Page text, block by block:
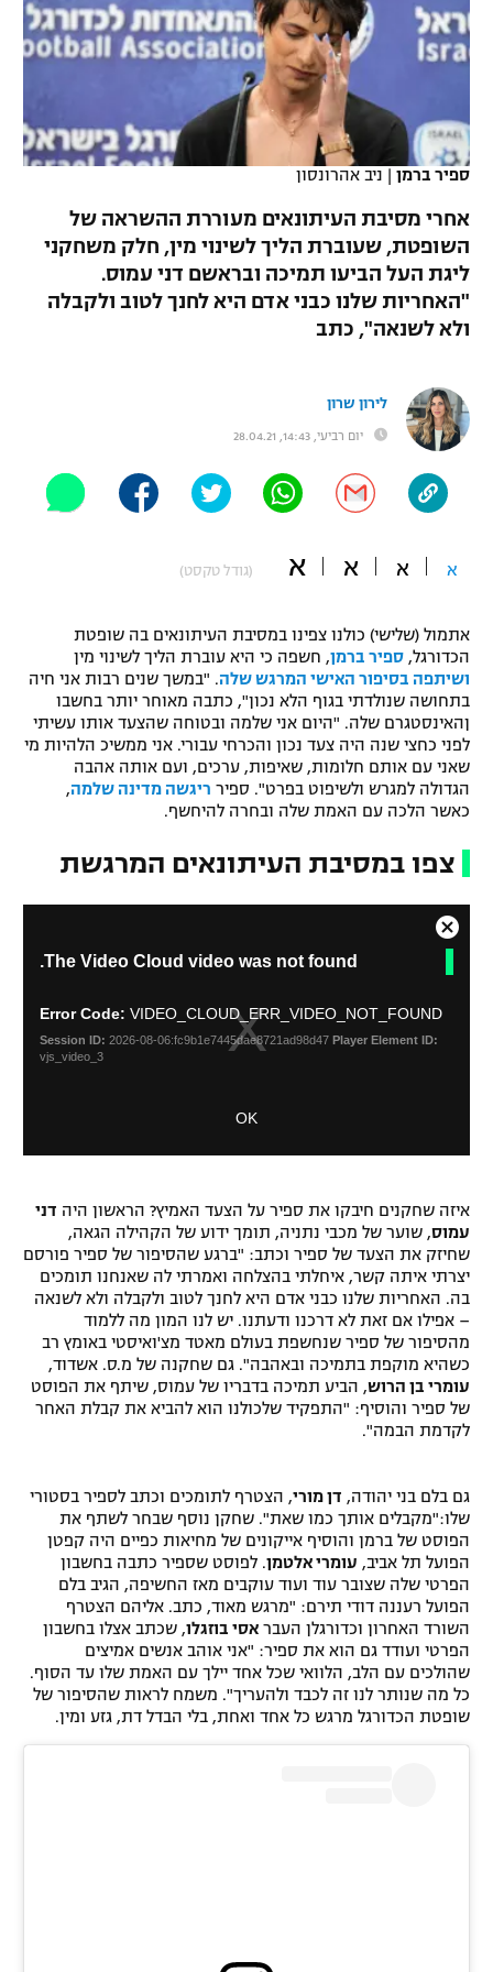
רץ ברשת
תוצאות
לוח שידורים
"מעל הליגה" – פודקאסט
תקנון משתתפים וזוכים בפרסים
תקנון עבור פעילות אלקטרה
תקנון עבור פעילות ספורט 1 – "מרלן"
טניס
גיימינג E-Sports
תנאי שימוש
תקנון פעילות ספורט 1
רשיון להקרנה פומבית לבית עסק
המגזין
נבחרת ישראל
בית"ר ירושלים
מכבי תל אביב
הפועל תל אביב
הפועל חיפה
הפועל באר שבע
מכבי נתניה
בני יהודה
ליגה ספרדית
ליגה איטלקית
ליגה צרפתית
ליגה טורקית
ליגה סינית
ליגות נוספות
כדורסל נשים
הפועל חולון
הפועל ירושלים
דני אבדיה
יורוליג
טניס
כדוריד
כדורעף
שחייה
ג'ודו
אגרוף
UFC
היאבקות WWE
כדורמים
פוטבול אמריקאי NFL
בייסבול MLB
ספורט אתגרי ואקסטרים
אומנויות לחימה
גיימינג E-Sports
ספיר ברמן | ניב אהרונסון
אחרי מסיבת העיתונאים מעוררת ההשראה של
השופטת, שעוברת הליך לשינוי מין, חלק משחקני
ליגת העל הביעו תמיכה ובראשם דני עמוס.
"האחריות שלנו כבני אדם היא לחנך לטוב ולקבלה
ולא לשנאה", כתב
לירון שרון
יום רביעי, 14:43, 28.04.21
א א א א (גודל טקסט)
אתמול (שלישי) כולנו צפינו במסיבת העיתונאים בה שופטת
הכדורגל, ספיר ברמן, חשפה כי היא עוברת הליך לשינוי מין
ושיתפה בסיפור האישי המרגש שלה. "במשך שנים רבות אני חיה
בתחושה שנולדתי בגוף הלא נכון", כתבה מאוחר יותר בחשבו
ןהאינסטגרם שלה. "היום אני שלמה ובטוחה שהצעד אותו עשיתי
לפני כחצי שנה היה צעד נכון והכרחי עבורי. אני ממשיכ הלהיות מי
שאני עם אותם חלומות, שאיפות, ערכים, ועם אותה אהבה
הגדולה למגרש ולשיפוט בפרט". ספיר ריגשה מדינה שלמה,
כאשר הלכה עם האמת שלה ובחרה להיחשף.
צפו במסיבת העיתונאים המרגשת
w
i
n
d
o
w
.
The Video Cloud video was not found.
Error Code: VIDEO_CLOUD_ERR_VIDEO_NOT_FOUND
Session ID: 2026-08-06:fc9b1e7445dae8721ad98d47 Player Element ID:
vjs_video_3
OK
C
s
a
l
o
g
איזה שחקנים חיבקו את ספיר על הצעד האמיץ? הראשון היה דני
עמוס, שוער של מכבי נתניה, תומך ידוע של הקהילה הגאה,
שחיזק את הצעד של ספיר וכתב: "ברגע שהסיפור של ספיר פורסם
יצרתי איתה קשר, איחלתי בהצלחה ואמרתי לה שאנחנו תומכים
בה. האחריות שלנו כבני אדם היא לחנך לטוב ולקבלה ולא לשנאה
– אפילו אם זאת לא דרכנו ודעתנו. יש לנו המון מה ללמוד
מהסיפור של ספיר שנחשפת בעולם מאטד מצ'ואיסטי באומץ רב
כשהיא מוקפת בתמיכה ובאהבה". גם שחקנה של מ.ס. אשדוד,
עומרי בן הרוש, הביע תמיכה בדבריו של עמוס, שיתף את הפוסט
של ספיר והוסיף: "התפקיד שלכולנו הוא להביא את קבלת האחר
לקדמת הבמה".
גם בלם בני יהודה, דן מורי, הצטרף לתומכים וכתב לספיר בסטורי
שלו:"מקבלים אותך כמו שאת". שחקן נוסף שבחר לשתף את
הפוסט של ברמן והוסיף אייקונים של מחיאות כפיים היה קפטן
הפועל תל אביב, עומרי אלטמן. לפוסט שספיר כתבה בחשבון
הפרטי שלה שצובר עוד ועוד עוקבים מאז החשיפה, הגיב בלם
הפועל רעננה דודי תירם: "מרגש מאוד, כתב. אליהם הצטרף
השורד האחרון וכדורגלן העבר אסי בוזגלו, שכתב אצלו בחשבון
הפרטי ועודד גם הוא את ספיר: "אני אוהב אנשים אמיצים
שהולכים עם הלב, הלוואי שכל אחד יילך עם האמת שלו עד הסוף.
כל מה שנותר לנו זה לכבד ולהעריך". משמח לראות שהסיפור של
שופטת הכדורגל מרגש כל אחד ואחת, בלי הבדל דת, גזע ומין.